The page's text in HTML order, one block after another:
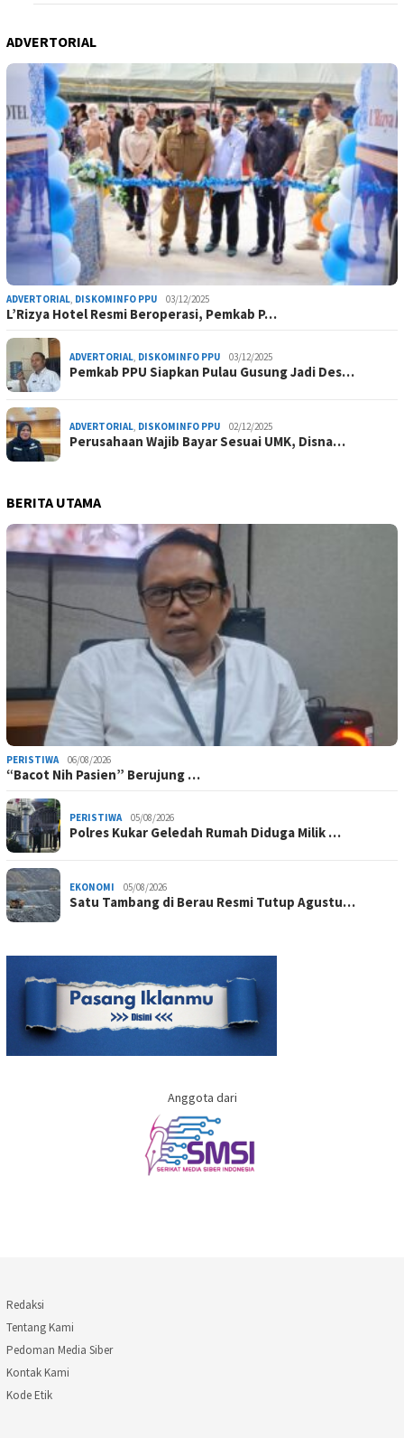
ADVERTORIAL
ADVERTORIAL, DISKOMINFO PPU 03/12/2025
L’Rizya Hotel Resmi Beroperasi, Pemkab P…
ADVERTORIAL, DISKOMINFO PPU 03/12/2025
Pemkab PPU Siapkan Pulau Gusung Jadi Des…
ADVERTORIAL, DISKOMINFO PPU 02/12/2025
Perusahaan Wajib Bayar Sesuai UMK, Disna…
BERITA UTAMA
PERISTIWA 06/08/2026
“Bacot Nih Pasien” Berujung …
PERISTIWA 05/08/2026
Polres Kukar Geledah Rumah Diduga Milik …
EKONOMI 05/08/2026
Satu Tambang di Berau Resmi Tutup Agustu…
Anggota dari
Redaksi
Tentang Kami
Pedoman Media Siber
Kontak Kami
Kode Etik